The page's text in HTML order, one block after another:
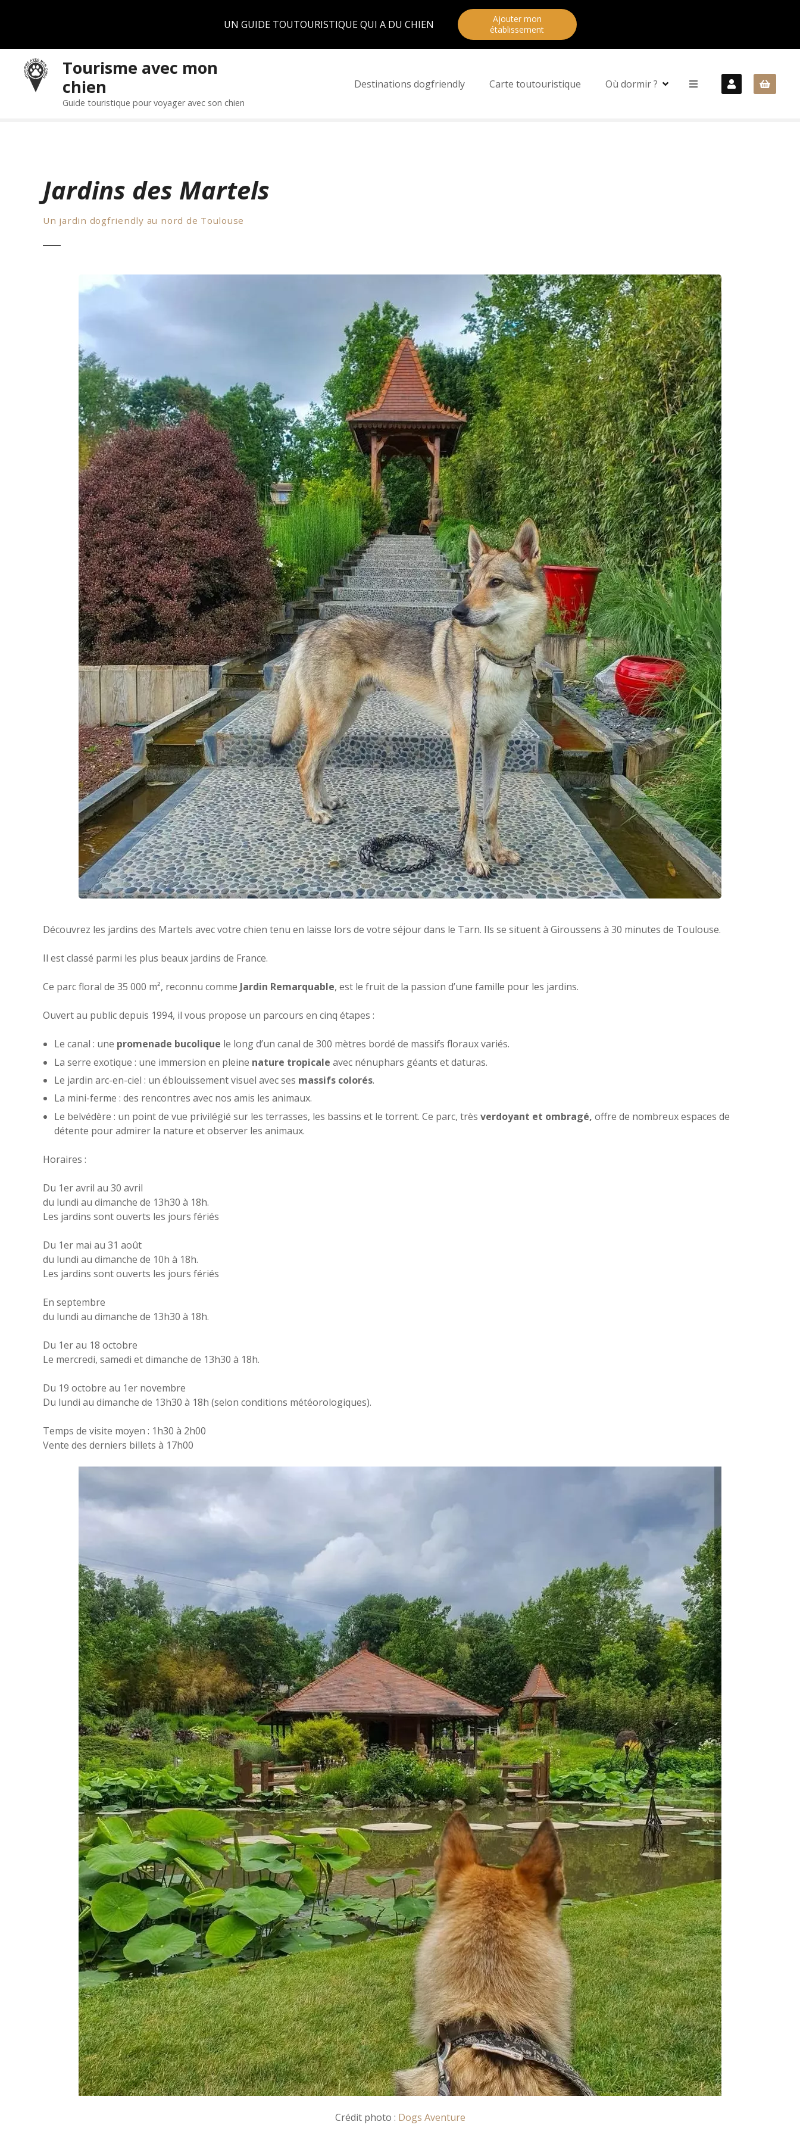
UN GUIDE TOUTOURISTIQUE QUI A DU CHIEN
Ajouter mon
établissement
Tourisme avec mon
chien
Guide touristique pour voyager avec son chien
Destinations dogfriendly Carte toutouristique Où dormir ?
Jardins des Martels
Un jardin dogfriendly au nord de Toulouse
Découvrez les jardins des Martels avec votre chien tenu en laisse lors de votre séjour dans le Tarn. Ils se situent à Giroussens à 30 minutes de Toulouse.
Il est classé parmi les plus beaux jardins de France.
Ce parc floral de 35 000 m², reconnu comme Jardin Remarquable, est le fruit de la passion d’une famille pour les jardins.
Ouvert au public depuis 1994, il vous propose un parcours en cinq étapes :
Le canal : une promenade bucolique le long d’un canal de 300 mètres bordé de massifs floraux variés.
La serre exotique : une immersion en pleine nature tropicale avec nénuphars géants et daturas.
Le jardin arc-en-ciel : un éblouissement visuel avec ses massifs colorés.
La mini-ferme : des rencontres avec nos amis les animaux.
Le belvédère : un point de vue privilégié sur les terrasses, les bassins et le torrent. Ce parc, trèsverdoyant et ombragé, offre de nombreux espaces de
détente pour admirer la nature et observer les animaux.
Horaires :
Du 1er avril au 30 avril
du lundi au dimanche de 13h30 à 18h.
Les jardins sont ouverts les jours fériés
Du 1er mai au 31 août
du lundi au dimanche de 10h à 18h.
Les jardins sont ouverts les jours fériés
En septembre
du lundi au dimanche de 13h30 à 18h.
Du 1er au 18 octobre
Le mercredi, samedi et dimanche de 13h30 à 18h.
Du 19 octobre au 1er novembre
Du lundi au dimanche de 13h30 à 18h (selon conditions météorologiques).
Temps de visite moyen : 1h30 à 2h00
Vente des derniers billets à 17h00
Crédit photo : Dogs Aventure